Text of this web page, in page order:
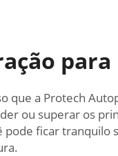
que a Protech
ou superar os
ficar